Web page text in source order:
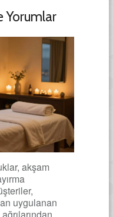
Yorumlar
akşam
uygulanan